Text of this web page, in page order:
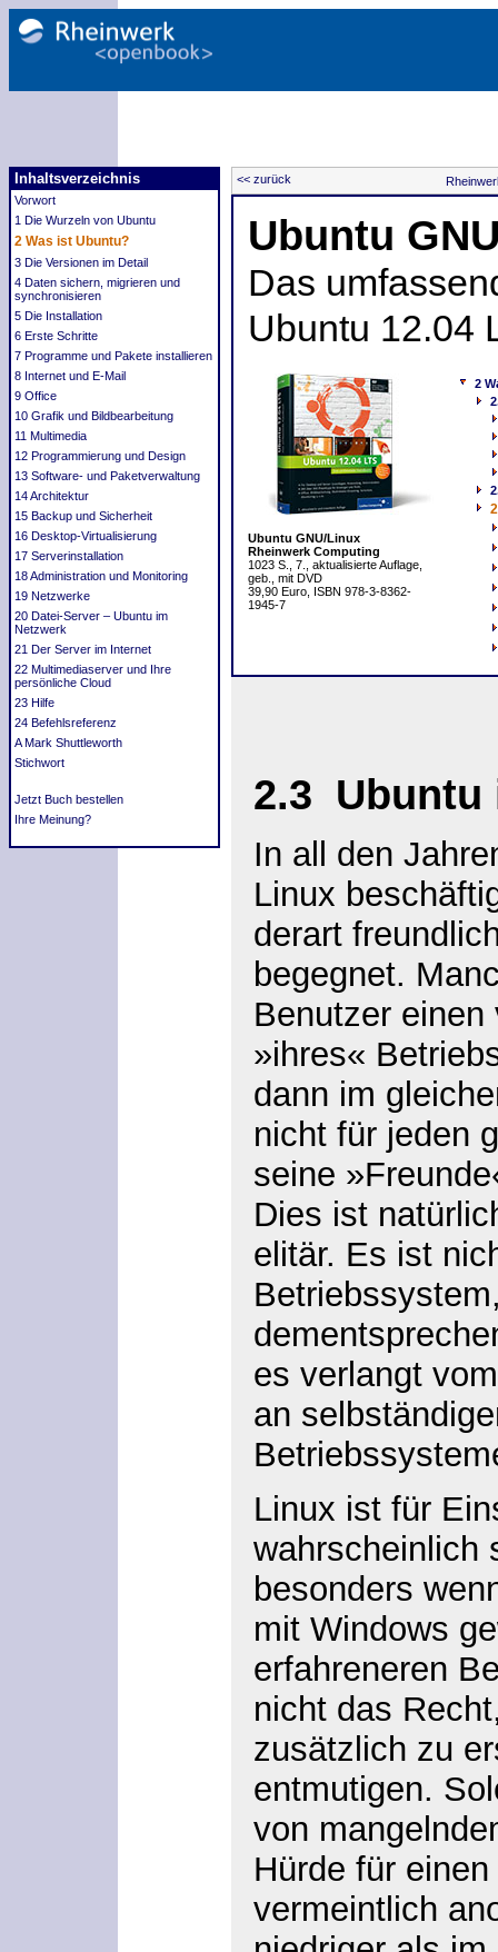
Inhaltsverzeichnis
Vorwort
1 Die Wurzeln von Ubuntu
2 Was ist Ubuntu?
3 Die Versionen im Detail
4 Daten sichern, migrieren und
synchronisieren
5 Die Installation
6 Erste Schritte
7 Programme und Pakete installieren
8 Internet und E-Mail
9 Office
10 Grafik und Bildbearbeitung
11 Multimedia
12 Programmierung und Design
13 Software- und Paketverwaltung
14 Architektur
15 Backup und Sicherheit
16 Desktop-Virtualisierung
17 Serverinstallation
18 Administration und Monitoring
19 Netzwerke
20 Datei-Server – Ubuntu im
Netzwerk
21 Der Server im Internet
22 Multimediaserver und Ihre
persönliche Cloud
23 Hilfe
24 Befehlsreferenz
A Mark Shuttleworth
Stichwort
Jetzt Buch bestellen
Ihre Meinung?
<< zurück
Ubuntu
Das
Ubuntu 12.04
Ubuntu GNU/Linux
Rheinwerk Computing
1023 S., 7., aktualisierte Auflage,
geb., mit DVD
39,90 Euro, ISBN 978-3-8362-
1945-7
2
2.3 Ubuntu
In all den
Linux
derart
begegnet.
Benutzer
»ihres«
dann im
nicht für jeden
seine
Dies ist
elitär. Es ist
es verlangt
an
Linux ist für
wahrscheinlich
besonders
mit Windows
erfahreneren
nicht das
zusätzlich zu
entmutigen.
von
Hürde für
vermeintlich